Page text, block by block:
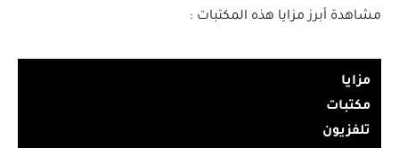
مشاهدة أبرز مزايا هذه المكتبات :
مزايا
مكتبات
تلفزيون